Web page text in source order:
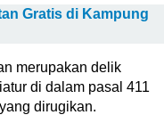
Gratis di Kampung
merupakan delik
di dalam pasal 411
dirugikan.